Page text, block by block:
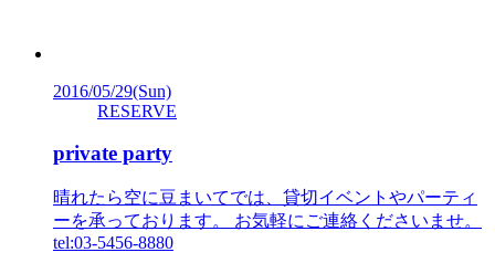
2016/05/29(Sun)
RESERVE
private party
晴れたら空に豆まいてでは、貸切イベントやパーティ
ーを承っております。 お気軽にご連絡くださいませ。
tel:03-5456-8880